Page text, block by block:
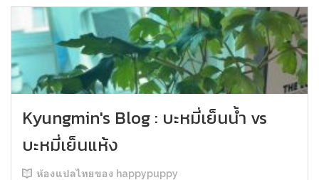
Kyungmin's Blog : บะหมี่เย็นน้ำ vs
บะหมี่เย็นแห้ง
ห้องแปลไทยของ happypuppy